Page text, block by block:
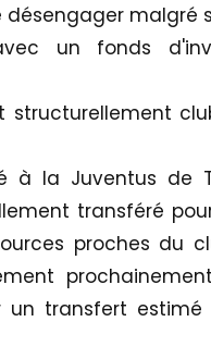
désengager malgré
un fonds
structurellement
à la Juventus de
transféré
proches du
un transfert